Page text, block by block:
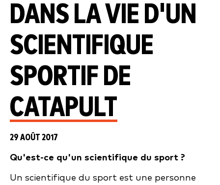
DANS LA VIE D'UN
SCIENTIFIQUE
SPORTIF DE
CATAPULT
29 AOÛT 2017
Qu'est-ce qu'un scientifique du sport ?
Un scientifique du sport est une personne